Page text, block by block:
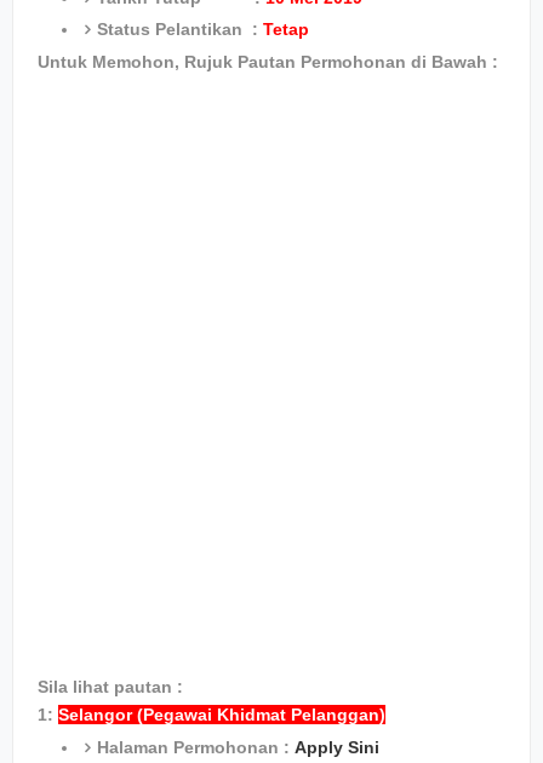
Status Pelantikan : Tetap
Untuk Memohon, Rujuk Pautan Permohonan di Bawah :
Sila lihat pautan :
1: Selangor (Pegawai Khidmat Pelanggan)
Halaman Permohonan : Apply Sini